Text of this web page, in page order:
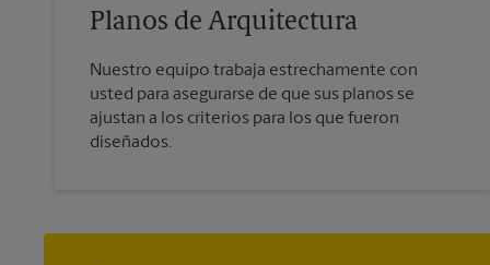
Planos de Arquitectura
Nuestro equipo trabaja estrechamente con
usted para asegurarse de que sus planos se
ajustan a los criterios para los que fueron
diseñados.